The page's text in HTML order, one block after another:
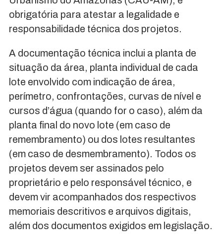
obrigatória para atestar a legalidade e
responsabilidade técnica dos projetos.
A documentação técnica inclui a planta de
situação da área, planta individual de cada
lote envolvido com indicação de área,
perímetro, confrontações, curvas de nível e
cursos d’água (quando for o caso), além da
planta final do novo lote (em caso de
remembramento) ou dos lotes resultantes
(em caso de desmembramento). Todos os
projetos devem ser assinados pelo
proprietário e pelo responsável técnico, e
devem vir acompanhados dos respectivos
memoriais descritivos e arquivos digitais,
além dos documentos exigidos em legislação.